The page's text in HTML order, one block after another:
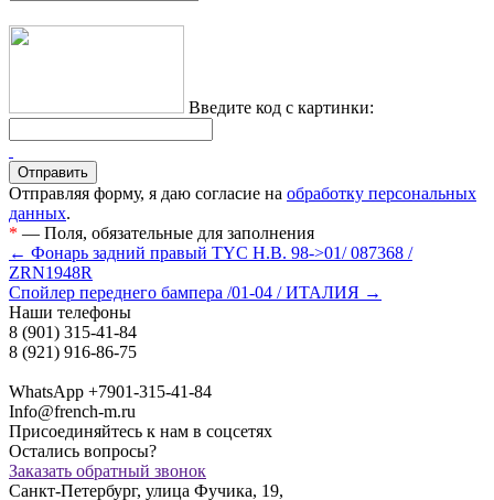
Введите код с картинки:
Отправляя форму, я даю согласие на обработку персональных
данных.
* — Поля, обязательные для заполнения
← Фонарь задний правый TYC H.B. 98->01/ 087368 /
ZRN1948R
Cпойлер переднего бампера /01-04 / ИТАЛИЯ →
Наши телефоны
8 (901) 315-41-84
8 (921) 916-86-75
WhatsApp +7901-315-41-84
Info@french-m.ru
Присоединяйтесь к нам в соцсетях
Остались вопросы?
Заказать обратный звонок
Санкт-Петербург, улица Фучика, 19,